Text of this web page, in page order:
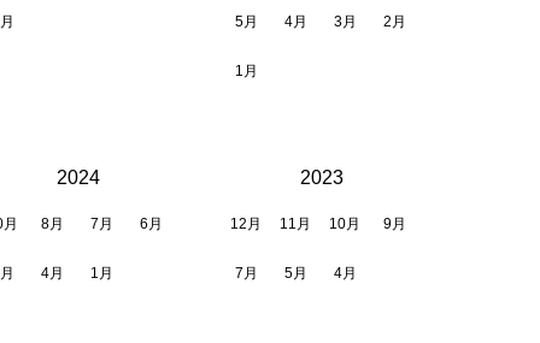
5月 4月 3月 2月
1月
2024
8月 7月 6月
4月 1月
2023
12月 11月 10月 9月
7月 5月 4月